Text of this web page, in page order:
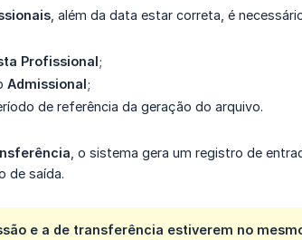
, além da data estar correta, é
Profissional;
Admissional;
de referência da geração do arquivo.
, o sistema gera um registro de
de saída.
e a de transferência estiverem no